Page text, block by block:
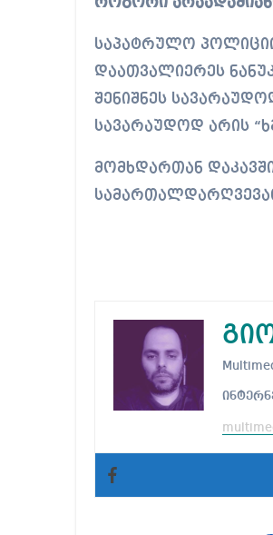
საპატრულო
დაათვალიერეს
შენიშნეს
სავარაუდოდ არის
მომხდართან